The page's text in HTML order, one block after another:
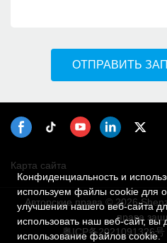
ОТПРАВИТЬ
Карта сайта
Авторские права © 2026
права
粤ICP备2021091326号
Конфиденциальность и
используем файлы cookie для
улучшения нашего веб-сайта
использовать наш веб-сайт, вы
использование файлов cookie.